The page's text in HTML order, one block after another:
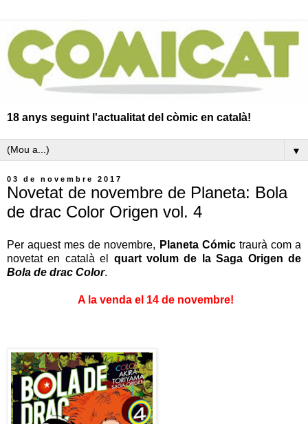
18 anys seguint l'actualitat del còmic en català!
▼
03 de novembre 2017
Novetat de novembre de Planeta: Bola
de drac Color Origen vol. 4
Per aquest mes de novembre, Planeta Cómictraurà com a
novetat en català el
quart volum de la Saga Origen de
Bola de drac Color.
A la venda el 14 de novembre!